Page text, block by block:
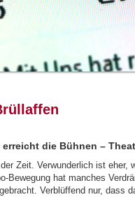
erreicht die Bühnen –
Zeit. Verwunderlich ist eher,
Bewegung hat manches
Verblüffend nur, dass